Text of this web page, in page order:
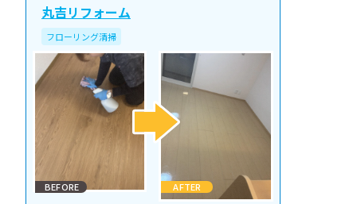
丸吉リフォーム
フローリング清掃
BEFORE AFTER